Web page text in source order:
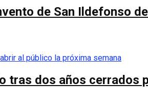
de San Ildefonso
tras dos años cerrados